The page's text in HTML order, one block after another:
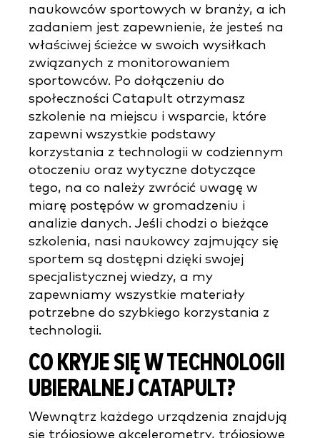
naukowców sportowych w branży, a ich
zadaniem jest zapewnienie, że jesteś na
właściwej ścieżce w swoich wysiłkach
związanych z monitorowaniem
sportowców. Po dołączeniu do
społeczności Catapult otrzymasz
szkolenie na miejscu i wsparcie, które
zapewni wszystkie podstawy
korzystania z technologii w codziennym
otoczeniu oraz wytyczne dotyczące
tego, na co należy zwrócić uwagę w
miarę postępów w gromadzeniu i
analizie danych. Jeśli chodzi o bieżące
szkolenia, nasi naukowcy zajmujący się
sportem są dostępni dzięki swojej
specjalistycznej wiedzy, a my
zapewniamy wszystkie materiały
potrzebne do szybkiego korzystania z
technologii.
CO KRYJE SIĘ W TECHNOLOGII
UBIERALNEJ CATAPULT?
Wewnątrz każdego urządzenia znajdują
się trójosiowe akcelerometry, trójosiowe